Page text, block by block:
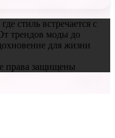
стиль встречается с
трендов моды до
для жизни
права защищены